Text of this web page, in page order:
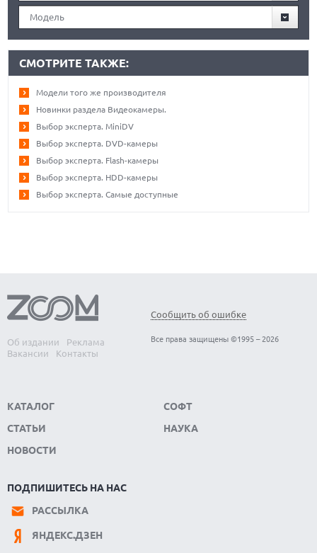
Модель
СМОТРИТЕ ТАКЖЕ:
Модели того же производителя
Новинки раздела Видеокамеры.
Выбор эксперта. MiniDV
Выбор эксперта. DVD-камеры
Выбор эксперта. Flash-камеры
Выбор эксперта. HDD-камеры
Выбор эксперта. Самые доступные
Об издании
Реклама
Вакансии
Контакты
Сообщить об ошибке
Все права защищены ©1995 – 2026
КАТАЛОГ
СТАТЬИ
НОВОСТИ
СОФТ
НАУКА
ПОДПИШИТЕСЬ НА НАС
РАССЫЛКА
ЯНДЕКС.ДЗЕН